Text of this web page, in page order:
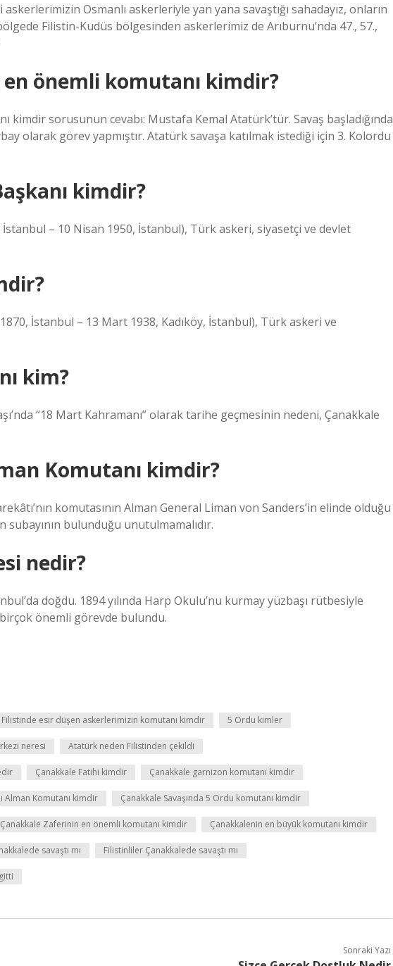
askerlerimizin Osmanlı askerleriyle yan yana savaştığı sahadayız, onların
Filistin-Kudüs bölgesinden askerlerimiz de Arıburnu’nda 47., 57.,
önemli komutanı kimdir?
kimdir sorusunun cevabı: Mustafa Kemal Atatürk’tür. Savaş başladığında
olarak görev yapmıştır. Atatürk savaşa katılmak istediği için 3. Kolordu
kimdir?
– 10 Nisan 1950, İstanbul), Türk askeri, siyasetçi ve devlet
İstanbul – 13 Mart 1938, Kadıköy, İstanbul), Türk askeri ve
kim?
“18 Mart Kahramanı” olarak tarihe geçmesinin nedeni, Çanakkale
Komutanı kimdir?
komutasının Alman General Liman von Sanders’in elinde olduğu
bulunduğu unutulmamalıdır.
nedir?
doğdu. 1894 yılında Harp Okulu’nu kurmay yüzbaşı rütbesiyle
önemli görevde bulundu.
esir düşen askerlerimizin komutanı kimdir 5 Ordu kimler
neresi Atatürk neden Filistinden çekildi
Çanakkale Fatihi kimdir Çanakkale garnizon komutanı kimdir
Alman Komutanı kimdir Çanakkale Savaşında 5 Ordu komutanı kimdir
Çanakkale Zaferinin en önemli komutanı kimdir Çanakkalenin en büyük komutanı kimdir
savaştı mı Filistinliler Çanakkalede savaştı mı
Sonraki Yazı